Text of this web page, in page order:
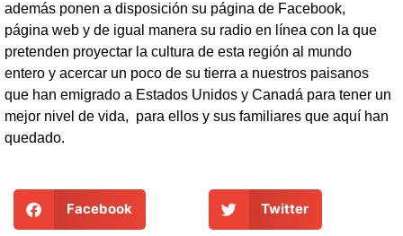
además ponen a disposición su página de Facebook,
página web y de igual manera su radio en línea con la que
pretenden proyectar la cultura de esta región al mundo
entero y acercar un poco de su tierra a nuestros paisanos
que han emigrado a Estados Unidos y Canadá para tener un
mejor nivel de vida, para ellos y sus familiares que aquí han
quedado.
Facebook Twitter